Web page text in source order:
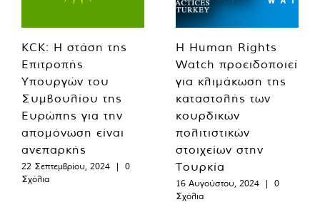
KCK: Η στάση της
Επιτροπής
Υπουργών του
Συμβουλίου της
Ευρώπης για την
απομόνωση είναι
ανεπαρκής
22 Σεπτεμβρίου, 2024 |
0
Σχόλια
Η Human Rights
Watch προειδοποιεί
για κλιμάκωση της
καταστολής των
κουρδικών
πολιτιστικών
στοιχείων στην
Τουρκία
16 Αυγούστου, 2024 |
0
Σχόλια